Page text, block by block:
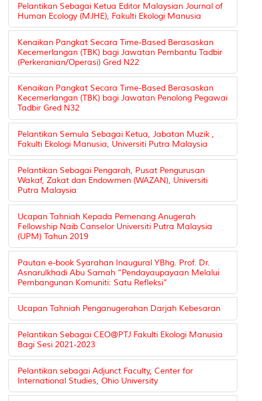
Pelantikan Sebagai Ketua Editor Malaysian Journal of
Human Ecology (MJHE), Fakulti Ekologi Manusia
Kenaikan Pangkat Secara Time-Based Berasaskan
Kecemerlangan (TBK) bagi Jawatan Pembantu Tadbir
(Perkeranian/Operasi) Gred N22
Kenaikan Pangkat Secara Time-Based Berasaskan
Kecemerlangan (TBK) bagi Jawatan Penolong Pegawai
Tadbir Gred N32
Pelantikan Semula Sebagai Ketua, Jabatan Muzik ,
Fakulti Ekologi Manusia, Universiti Putra Malaysia
Pelantikan Sebagai Pengarah, Pusat Pengurusan
Wakaf, Zakat dan Endowmen (WAZAN), Universiti
Putra Malaysia
Ucapan Tahniah Kepada Pemenang Anugerah
Fellowship Naib Canselor Universiti Putra Malaysia
(UPM) Tahun 2019
Pautan e-book Syarahan Inaugural YBhg. Prof. Dr.
Asnarulkhadi Abu Samah “Pendayaupayaan Melalui
Pembangunan Komuniti: Satu Refleksi”
Ucapan Tahniah Penganugerahan Darjah Kebesaran
Pelantikan Sebagai CEO@PTJ Fakulti Ekologi Manusia
Bagi Sesi 2021-2023
Pelantikan sebagai Adjunct Faculty, Center for
International Studies, Ohio University